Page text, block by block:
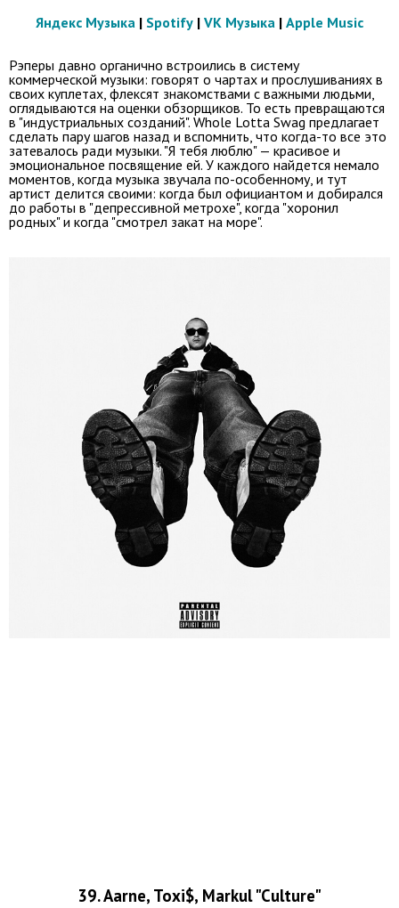
Яндекс Музыка | Spotify | VK Музыка | Apple Music
Рэперы давно органично встроились в систему
коммерческой музыки: говорят о чартах и прослушиваниях в
своих куплетах, флексят знакомствами с важными людьми,
оглядываются на оценки обзорщиков. То есть превращаются
в "индустриальных созданий". Whole Lotta Swag предлагает
сделать пару шагов назад и вспомнить, что когда-то все это
затевалось ради музыки. "Я тебя люблю" — красивое и
эмоциональное посвящение ей. У каждого найдется немало
моментов, когда музыка звучала по-особенному, и тут
артист делится своими: когда был официантом и добирался
до работы в "депрессивной метрохе", когда "хоронил
родных" и когда "смотрел закат на море".
39. Aarne, Toxi$, Markul "Culture"